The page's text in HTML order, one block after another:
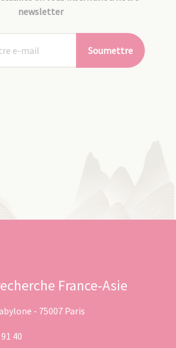
newsletter
Soumettre
France-Asie
- 75007 Paris
40